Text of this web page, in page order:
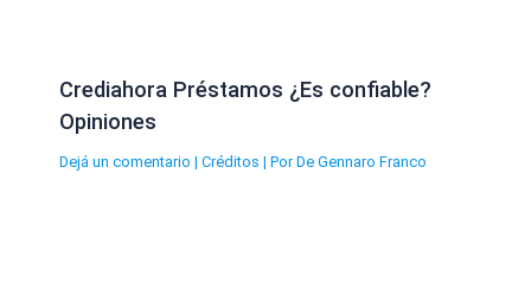
Crediahora Préstamos ¿Es confiable?
Opiniones
Dejá un comentario | Créditos | Por De Gennaro Franco